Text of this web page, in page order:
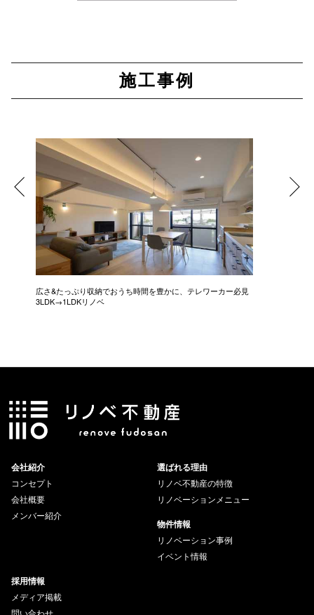
施工事例
広さ&たっぷり収納でおうち時間を豊かに、テレワーカー必見
3LDK→1LDKリノベ
会社紹介
コンセプト
会社概要
メンバー紹介
選ばれる理由
リノベ不動産の特徴
リノベーションメニュー
物件情報
リノベーション事例
イベント情報
採用情報
メディア掲載